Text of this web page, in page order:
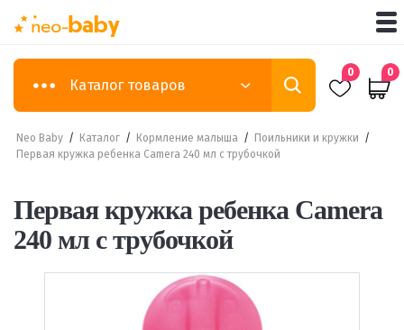
Каталог товаров
0 0
Neo Baby / Каталог / Кормление малыша / Поильники и кружки /
Первая кружка ребенка Camera 240 мл с трубочкой
Первая кружка ребенка Camera
240 мл с трубочкой